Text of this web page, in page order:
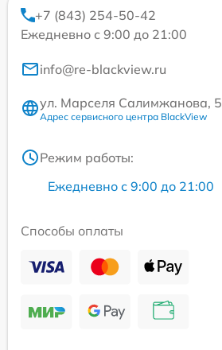
+7 (843) 254-50-42
Ежедневно с 9:00 до 21:00
info@re-blackview.ru
ул. Марселя Салимжанова, 5
Адрес сервисного центра BlackView
Режим работы:
Ежедневно с 9:00 до 21:00
Способы оплаты